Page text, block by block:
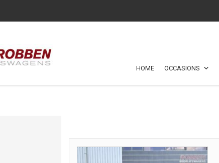
HOME OCCASIONS